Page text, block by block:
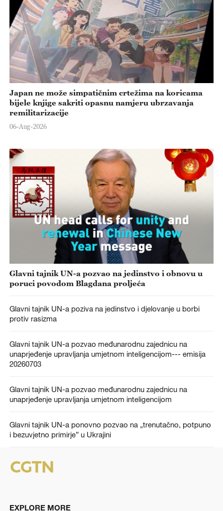
Japan ne može simpatičnim crtežima na koricama
bijele knjige sakriti opasnu namjeru ubrzavanja
remilitarizacije
06-Aug-2026
Glavni tajnik UN-a pozvao na jedinstvo i obnovu u
poruci povodom Blagdana proljeća
Glavni tajnik UN-a poziva na jedinstvo i djelovanje u borbi
protiv rasizma
Glavni tajnik UN-a pozvao međunarodnu zajednicu na
unaprjeđenje upravljanja umjetnom inteligencijom--- emisija
20260703
Glavni tajnik UN-a pozvao međunarodnu zajednicu na
unaprjeđenje upravljanja umjetnom inteligencijom
Glavni tajnik UN-a ponovno pozvao na „trenutačno, potpuno
i bezuvjetno primirje” u Ukrajini
EXPLORE MORE